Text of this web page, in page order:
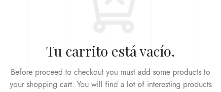
Tu carrito está vacío.
Before proceed to checkout you must add some products to
your shopping cart. You will find a lot of interesting products